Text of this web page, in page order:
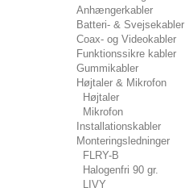
Anhængerkabler
Batteri- & Svejsekabler
Coax- og Videokabler
Funktionssikre kabler
Gummikabler
Højtaler & Mikrofon
Højtaler
Mikrofon
Installationskabler
Monteringsledninger
FLRY-B
Halogenfri 90 gr.
LIVY